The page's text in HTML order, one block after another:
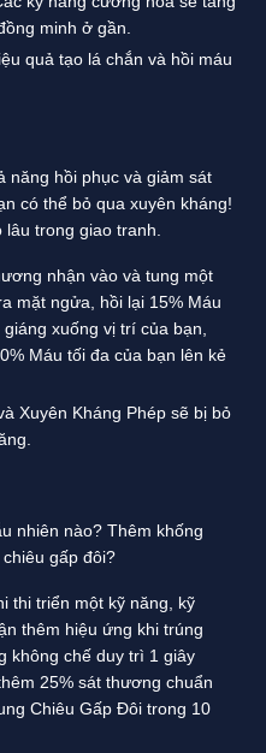
minh ở gần.
quả tạo lá chắn và hồi máu
năng hồi phục và giảm sát
có thể bỏ qua xuyên kháng!
trong giao tranh.
nhận vào và tung một
mặt ngửa, hồi lại 15% Máu
xuống vị trí của bạn,
Máu tối đa của bạn lên kẻ
Xuyên Kháng Phép sẽ bị bỏ
nhiên nào? Thêm khống
gấp đôi?
thi triển một kỹ năng, kỹ
thêm hiệu ứng khi trúng
không chế duy trì 1 giây
25% sát thương chuẩn
Chiêu Gấp Đôi trong 10